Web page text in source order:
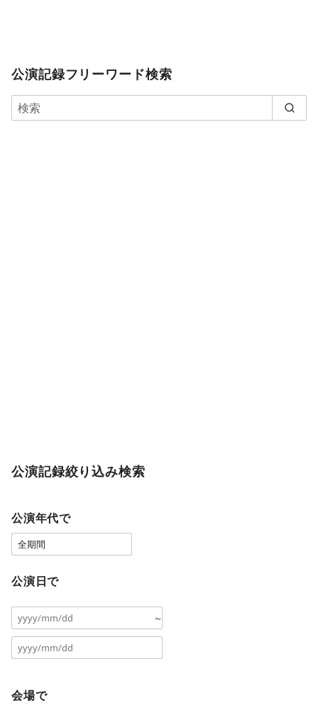
公演記録フリーワード検索
公演記録絞り込み検索
公演年代で
公演日で
～
会場で